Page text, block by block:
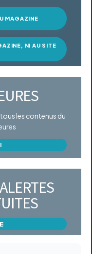
MAGAZINE
NI AU SITE
les contenus du